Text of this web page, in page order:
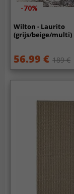
-70%
Wilton - Laurito
(grijs/beige/multi)
56.99 € 189 €